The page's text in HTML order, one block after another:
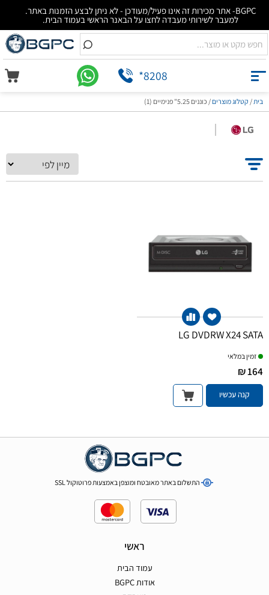
BGPC- אתר מכירות זה אינו פעיל/מעודכן - לא ניתן לבצע הזמנות באתר.
למעבר לשירותי מעבדה לחצו על הבאנר הראשי בעמוד הבית.
*8208
בית/ קטלוג מוצרים/ כוננים 5.25" פנימיים (1)
LG DVDRW X24 SATA
זמין במלאי
164 ₪
קנה עכשיו
התשלום באתר מאובטח ומוצפן באמצעות פרוטוקול SSL
ראשי
עמוד הבית
אודות BGPC